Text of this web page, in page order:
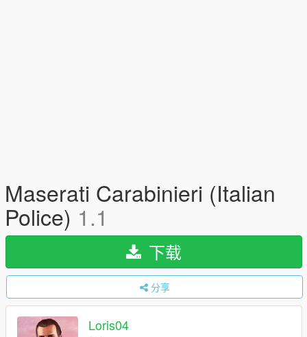
Maserati Carabinieri (Italian
Police) 1.1
下载
分享
Loris04